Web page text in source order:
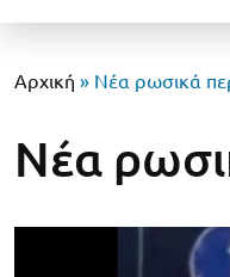
Αρχική » Νέα ρωσικά
Νέα